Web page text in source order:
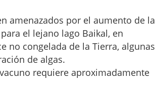
amenazados por el aumento de la
el lejano lago Baikal, en
no congelada de la Tierra, algunas
de algas.
requiere aproximadamente